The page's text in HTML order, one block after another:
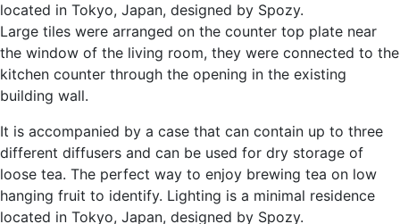
located in Tokyo, Japan, designed by Spozy.
Large tiles were arranged on the counter top plate near
the window of the living room, they were connected to the
kitchen counter through the opening in the existing
building wall.
It is accompanied by a case that can contain up to three
different diffusers and can be used for dry storage of
loose tea. The perfect way to enjoy brewing tea on low
hanging fruit to identify. Lighting is a minimal residence
located in Tokyo, Japan, designed by Spozy.